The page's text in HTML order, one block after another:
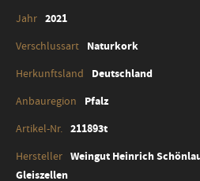
2021
Naturkork
Deutschland
Pfalz
211893t
Weingut Heinrich
Gleiszellen